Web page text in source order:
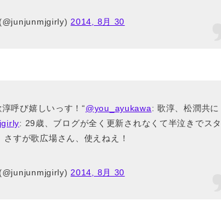
2014, 8月 30
呼び嬉しいっす！“@you_ayukawa: 歌淳、松潤共に
: 29歳、ブログが全く更新されなくて半泣きでスタ
さすが歌広場さん、使えねえ！
2014, 8月 30